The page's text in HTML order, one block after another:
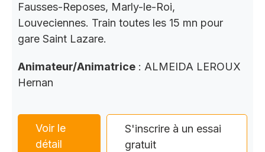
Fausses-Reposes, Marly-le-Roi,
Louveciennes. Train toutes les 15 mn pour
gare Saint Lazare.
Animateur/Animatrice : ALMEIDA LEROUX
Hernan
Voir le
détail
S'inscrire à un essai
gratuit